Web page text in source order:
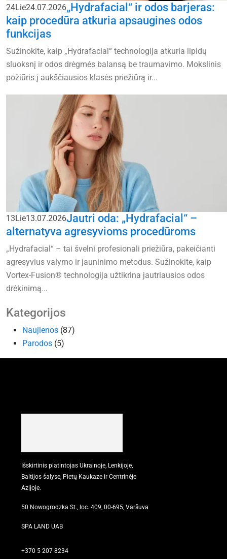
24Lie24.07.2026„Hydrafacial“ ir odos barjeras:
kaip procedūra atkuria apsaugines odos
funkcijas
Sužinokite, kaip „Hydrafacial“ technologija atkuria lipidų
sluoksnį ir odos drėgmės balansą be traumavimo. Mokslinis
požiūris į aukščiausios klasės priežiūrą ir...
13Lie13.07.2026Jautri oda: „Hydrafacial“ –
alternatyva agresyvioms procedūroms
„Hydrafacial“ – tai švelni profesionali priežiūra, pakeičianti
agresyvius valymo ir jauninimo metodus. Sužinokite, kaip
Vortex-Fusion® technologija užtikrina jautriausios odos
drėkinimą...
Kategorijos
Naujienos (87)
Parodos (5)
Išskirtinis platintojas Ukrainoje, Lenkijoje,
Baltijos šalyse, Pietų Kaukaze ir Centrinėje
Azijoje.
50 Nowogrodzka St., loc. 409, 00-695, Varšuva
SPA LAND UAB
+370 5 207 8234